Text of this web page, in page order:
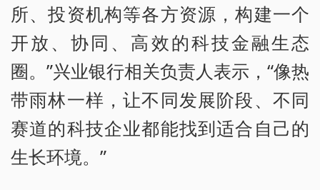
所、投资机构等各方资源，构建一个
开放、协同、高效的科技金融生态
圈。”兴业银行相关负责人表示，“像热
带雨林一样，让不同发展阶段、不同
赛道的科技企业都能找到适合自己的
生长环境。”